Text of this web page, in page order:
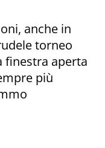
anche in
torneo
finestra aperta
più